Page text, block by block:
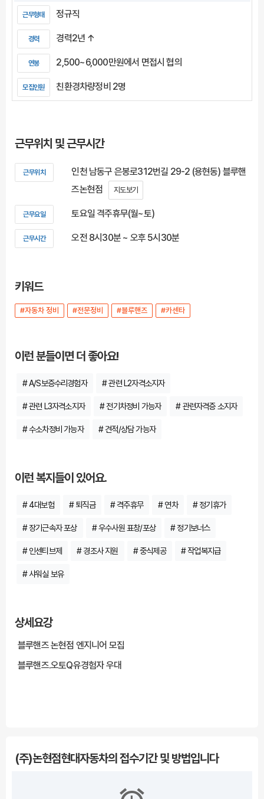
근무형태 정규직
경력 경력2년 ↑
연봉 2,500~6,000만원에서 면접시 협의
모집인원 친환경차량정비 2명
근무위치 및 근무시간
근무위치
인천 남동구 은봉로312번길 29-2 (용현동) 블루핸
즈논현점
지도보기
근무요일 토요일 격주휴무(월~토)
근무시간 오전 8시30분 ~ 오후 5시30분
키워드
#자동차 정비 #전문정비 #블루핸즈 #카센타
이런 분들이면 더 좋아요!
# A/S보증수리경험자 # 관련 L2자격소지자
# 관련 L3자격소지자 # 전기차정비 가능자 # 관련자격증 소지자
# 수소차정비 가능자 # 견적/상담 가능자
이런 복지들이 있어요.
# 4대보험 # 퇴직금 # 격주휴무 # 연차 # 정기휴가
# 장기근속자 포상 # 우수사원 표창/포상 # 정기보너스
# 인센티브제 # 경조사 지원 # 중식제공 # 작업복지급
# 샤워실 보유
상세요강
블루핸즈 논현점 엔지니어 모집
블루핸즈.오토Q유경험자 우대
(주)논현점현대자동차의 접수기간 및 방법입니다